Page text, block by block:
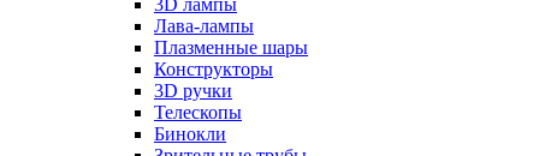
3D лампы
Лава-лампы
Плазменные шары
Конструкторы
3D ручки
Телескопы
Бинокли